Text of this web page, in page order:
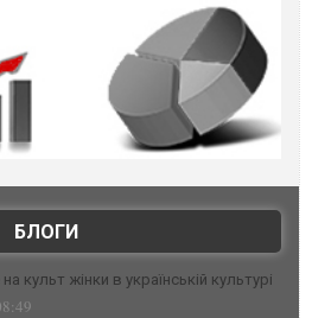
БЛОГИ
культ жінки в українській культурі